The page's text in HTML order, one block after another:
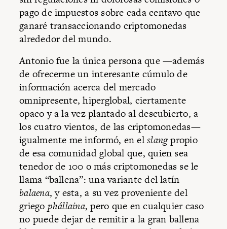
pago de impuestos sobre cada centavo que
ganaré transaccionando criptomonedas
alrededor del mundo.
Antonio fue la única persona que —además
de ofrecerme un interesante cúmulo de
información acerca del mercado
omnipresente, hiperglobal, ciertamente
opaco y a la vez plantado al descubierto, a
los cuatro vientos, de las criptomonedas—
igualmente me informó, en elslangpropio
de esa comunidad global que, quien sea
tenedor de 100 o más criptomonedas se le
llama “ballena”: una variante del latín
balaena, y esta, a su vez proveniente del
griego phállaina, pero que en cualquier caso
no puede dejar de remitir a la gran ballena